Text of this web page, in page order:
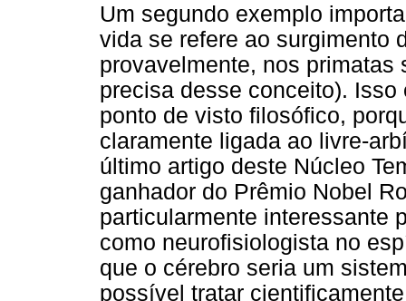
Um segundo exemplo
vida se refere ao surgimento
provavelmente, nos primatas
precisa desse conceito).
ponto de visto filosófico,
claramente ligada ao livre-
último artigo deste Núcleo
ganhador do Prêmio Nobel
particularmente interessante
como neurofisiologista no
que o cérebro seria um
possível tratar